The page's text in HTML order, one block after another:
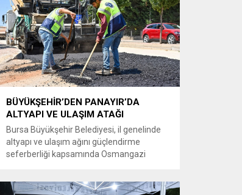
re’sen soruşturma başlatıldı. Özkök,
hakkındaki soruşturma kapsamında
Çağlayan’daki İstanbul Adalet Sarayı’na
giderek savcılığa ifade verdi. İfadesinin
ardından adliyeden ayrıldığı bildirildi.
Programdaki sözleri ve savunması...
BÜYÜKŞEHİR’DEN PANAYIR’DA
ALTYAPI VE ULAŞIM ATAĞI
Bursa Büyükşehir Belediyesi, il genelinde
altyapı ve ulaşım ağını güçlendirme
seferberliği kapsamında Osmangazi
Büyükşehir Belediyesi, BUSKİ Genel